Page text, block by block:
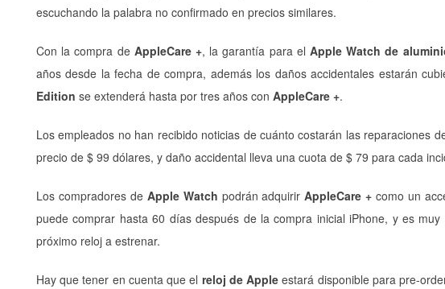
escuchando la palabra no confirmado en precios similares.
Con la compra de AppleCare +, la garantía para elApple Watch de
años desde la fecha de compra, además los daños accidentales estarán
Edition se extenderá hasta por tres años con AppleCare +.
Los empleados no han recibido noticias de cuánto costarán las reparaciones
precio de $ 99 dólares, y daño accidental lleva una cuota de $ 79 para cada
Los compradores de Apple Watch podrán adquirirAppleCare + como un
puede comprar hasta 60 días después de la compra inicial iPhone, y es muy
próximo reloj a estrenar.
Hay que tener en cuenta que el reloj de Apple estará disponible para pre-